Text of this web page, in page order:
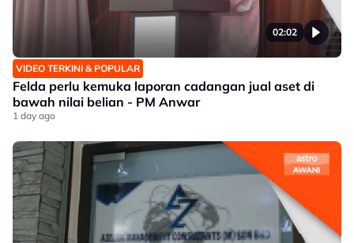
02:02
VIDEO TERKINI & POPULAR
Felda perlu kemuka laporan cadangan jual aset di
bawah nilai belian - PM Anwar
1 day ago